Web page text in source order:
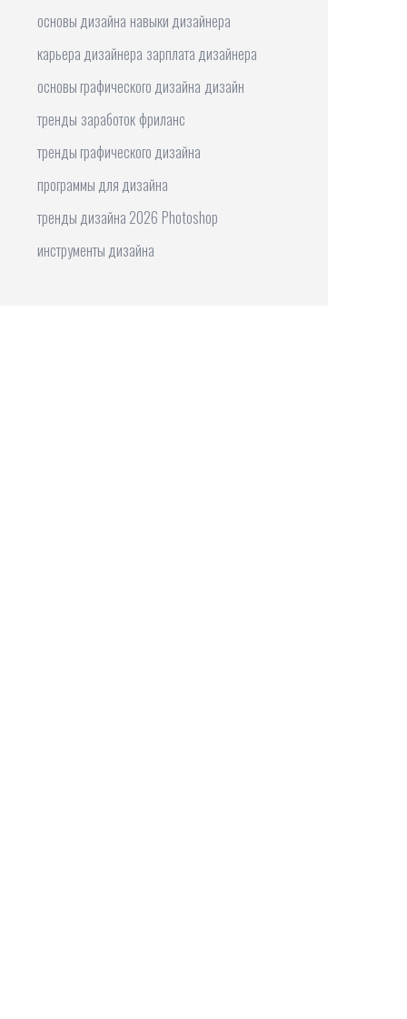
основы дизайна навыки дизайнера
карьера дизайнера зарплата дизайнера
основы графического дизайна дизайн
тренды заработок фриланс
тренды графического дизайна
программы для дизайна
тренды дизайна 2026 Photoshop
инструменты дизайна